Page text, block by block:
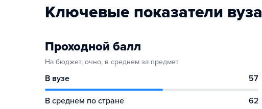
Ключевые показатели вуза
Проходной балл
На бюджет, очно, в среднем за предмет
В вузе 57
В среднем по стране 62